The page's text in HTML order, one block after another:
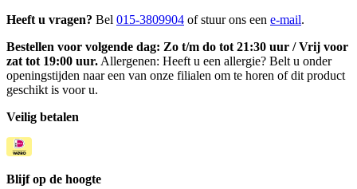
Heeft u vragen? Bel 015-3809904 of stuur ons een e-mail.
Bestellen voor volgende dag: Zo t/m do tot 21:30 uur / Vrij voor
zat tot 19:00 uur. Allergenen: Heeft u een allergie? Belt u onder
openingstijden naar een van onze filialen om te horen of dit product
geschikt is voor u.
Veilig betalen
Blijf op de hoogte